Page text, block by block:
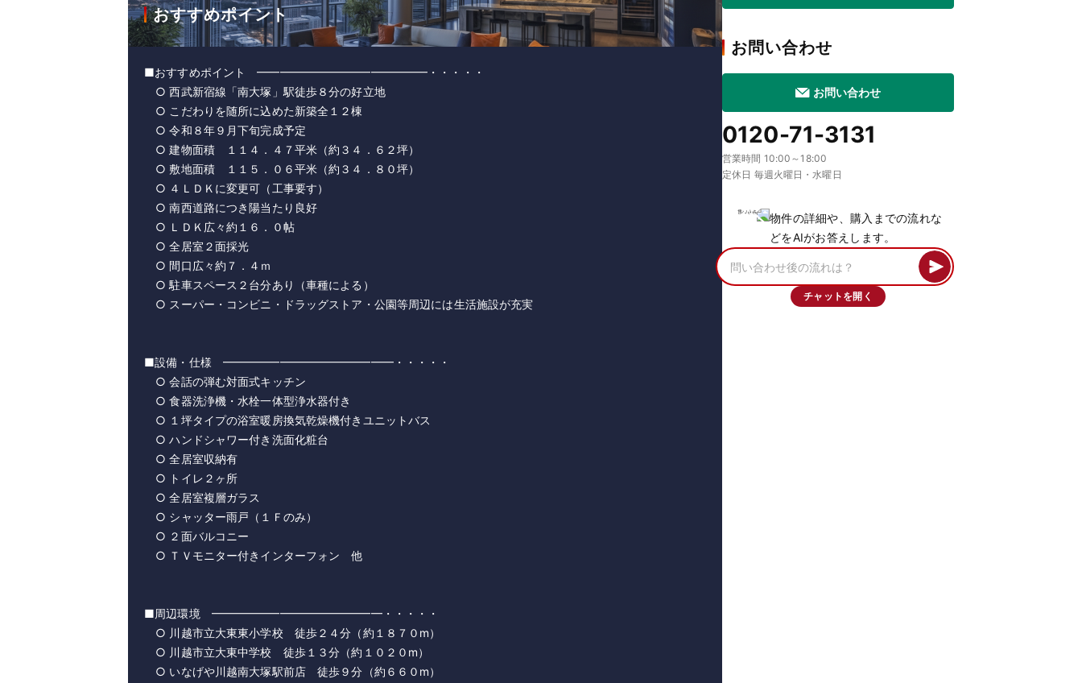
おすすめポイント
■おすすめポイント ━━━━━━━━━━━━━━━・・・・・
○ 西武新宿線「南大塚」駅徒歩８分の好立地
○ こだわりを随所に込めた新築全１２棟
○ 令和８年９月下旬完成予定
○ 建物面積 １１４．４７平米（約３４．６２坪）
○ 敷地面積 １１５．０６平米（約３４．８０坪）
○ ４ＬＤＫに変更可（工事要す）
○ 南西道路につき陽当たり良好
○ ＬＤＫ広々約１６．０帖
○ 全居室２面採光
○ 間口広々約７．４ｍ
○ 駐車スペース２台分あり（車種による）
○ スーパー・コンビニ・ドラッグストア・公園等周辺には生活施設が充実
■設備・仕様 ━━━━━━━━━━━━━━━・・・・・
○ 会話の弾む対面式キッチン
○ 食器洗浄機・水栓一体型浄水器付き
○ １坪タイプの浴室暖房換気乾燥機付きユニットバス
○ ハンドシャワー付き洗面化粧台
○ 全居室収納有
○ トイレ２ヶ所
○ 全居室複層ガラス
○ シャッター雨戸（１Ｆのみ）
○ ２面バルコニー
○ ＴＶモニター付きインターフォン 他
■周辺環境 ━━━━━━━━━━━━━━━・・・・・
○ 川越市立大東東小学校 徒歩２４分（約１８７０m）
○ 川越市立大東中学校 徒歩１３分（約１０２０m）
○ いなげや川越南大塚駅前店 徒歩９分（約６６０m）
お問い合わせ
お問い合わせ
0120-71-3131
営業時間 10:00～18:00
定休日 毎週火曜日・水曜日
物件の詳細や、購入までの流れな
どをAIがお答えします。
チャットを開く